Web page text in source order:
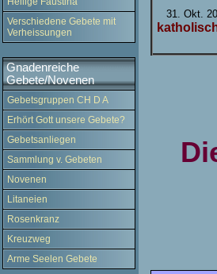
Verschiedene Gebete mit
Verheissungen
Gnadenreiche
Gebete/Novenen
Gebetsgruppen CH D A
Erhört Gott unsere Gebete?
Gebetsanliegen
Sammlung v. Gebeten
Novenen
Litaneien
Rosenkranz
Kreuzweg
Arme Seelen Gebete
31. Okt.